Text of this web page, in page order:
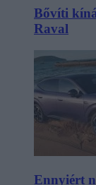
Bővíti
Raval
Ennyiért